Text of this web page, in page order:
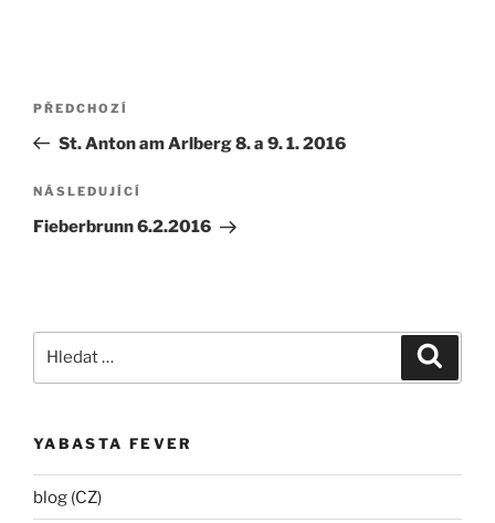
Navigace
příspěvek
Předchozí
příspěvek
PŘEDCHOZÍ
St. Anton am Arlberg 8. a 9. 1. 2016
Následující
příspěvek
NÁSLEDUJÍCÍ
Fieberbrunn 6.2.2016
YABASTA FEVER
blog (CZ)